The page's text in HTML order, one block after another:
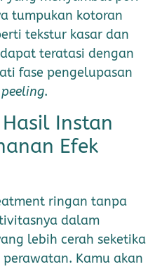
tumpukan kotoran
tekstur kasar dan
teratasi dengan
fase pengelupasan
.
Instan
Efek
ringan tanpa
dalam
lebih cerah seketika
Kamu akan